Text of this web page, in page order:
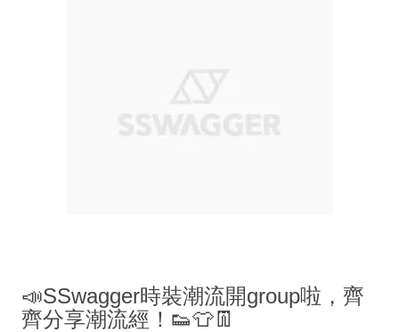
📣SSwagger時裝潮流開group啦，齊
齊分享潮流經！👟👕👖